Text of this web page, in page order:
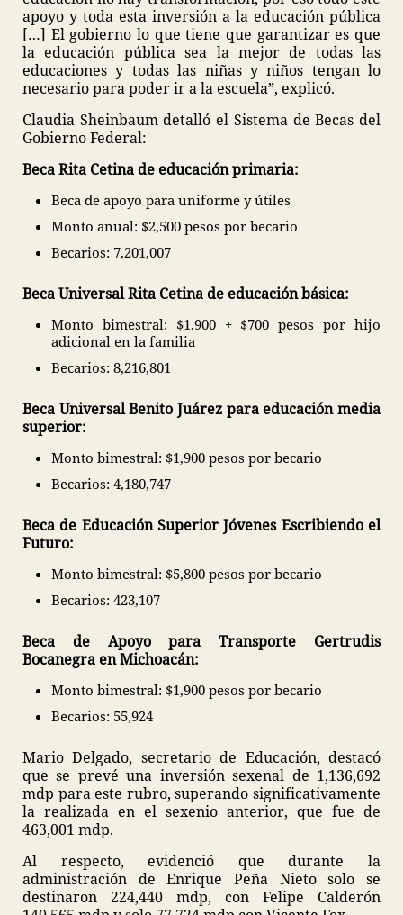
apoyo y toda esta inversión a la educación pública
[…] El gobierno lo que tiene que garantizar es que
la educación pública sea la mejor de todas las
educaciones y todas las niñas y niños tengan lo
necesario para poder ir a la escuela”, explicó.
Claudia Sheinbaum detalló el Sistema de Becas del
Gobierno Federal:
Beca Rita Cetina de educación primaria:
Beca de apoyo para uniforme y útiles
Monto anual: $2,500 pesos por becario
Becarios: 7,201,007
Beca Universal Rita Cetina de educación básica:
Monto bimestral: $1,900 + $700 pesos por hijo
adicional en la familia
Becarios: 8,216,801
Beca Universal Benito Juárez para educación media
superior:
Monto bimestral: $1,900 pesos por becario
Becarios: 4,180,747
Beca de Educación Superior Jóvenes Escribiendo el
Futuro:
Monto bimestral: $5,800 pesos por becario
Becarios: 423,107
Beca de Apoyo para Transporte Gertrudis
Bocanegra en Michoacán:
Monto bimestral: $1,900 pesos por becario
Becarios: 55,924
Mario Delgado, secretario de Educación, destacó
que se prevé una inversión sexenal de 1,136,692
mdp para este rubro, superando significativamente
la realizada en el sexenio anterior, que fue de
463,001 mdp.
Al respecto, evidenció que durante la
administración de Enrique Peña Nieto solo se
destinaron 224,440 mdp, con Felipe Calderón